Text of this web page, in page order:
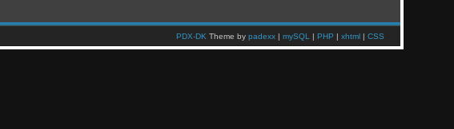
PDX-DK Theme by padexx| mySQL | PHP | xhtml| CSS